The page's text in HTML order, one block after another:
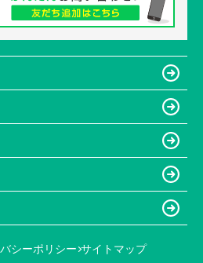
シーポリシー サイトマップ